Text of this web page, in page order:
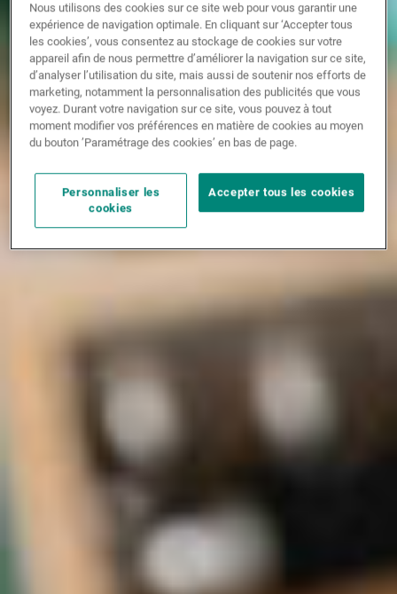
Nous utilisons des cookies sur ce site web pour vous garantir une
expérience de navigation optimale. En cliquant sur ‘Accepter tous
les cookies’, vous consentez au stockage de cookies sur votre
appareil afin de nous permettre d’améliorer la navigation sur ce site,
d’analyser l’utilisation du site, mais aussi de soutenir nos efforts de
marketing, notamment la personnalisation des publicités que vous
voyez. Durant votre navigation sur ce site, vous pouvez à tout
moment modifier vos préférences en matière de cookies au moyen
du bouton ’Paramétrage des cookies’ en bas de page.
Personnaliser les
cookies
Accepter tous les cookies